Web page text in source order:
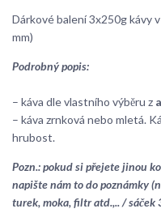
Dárkové balení 3x250g kávy
mm)
Podrobný popis:
– káva dle vlastního výběru z
– káva zrnková nebo mletá.
hrubost.
Pozn.: pokud si přejete jinou
napište nám to do poznámky
turek, moka, filtr atd.,.. / sáček